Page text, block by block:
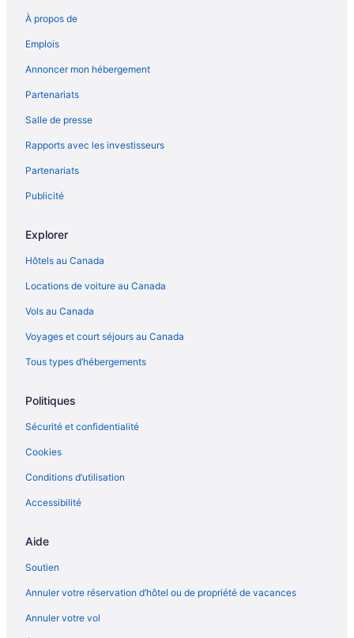
À propos de
Emplois
Annoncer mon hébergement
Partenariats
Salle de presse
Rapports avec les investisseurs
Partenariats
Publicité
Explorer
Hôtels au Canada
Locations de voiture au Canada
Vols au Canada
Voyages et court séjours au Canada
Tous types d’hébergements
Politiques
Sécurité et confidentialité
Cookies
Conditions d’utilisation
Accessibilité
Aide
Soutien
Annuler votre réservation d’hôtel ou de propriété de vacances
Annuler votre vol